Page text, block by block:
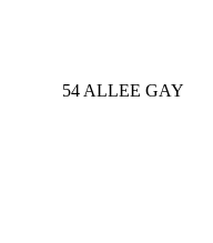
54 ALLEE GAY